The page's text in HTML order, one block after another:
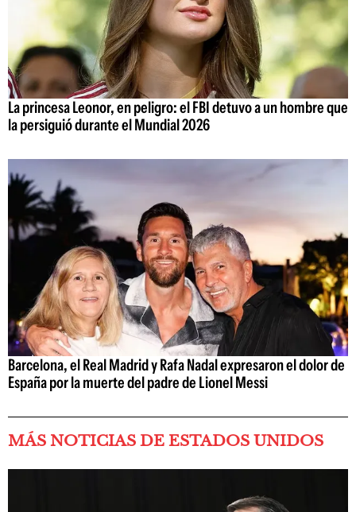
La princesa Leonor, en peligro: el FBI detuvo a un hombre que
la persiguió durante el Mundial 2026
Barcelona, el Real Madrid y Rafa Nadal expresaron el dolor de
España por la muerte del padre de Lionel Messi
MÁS NOTICIAS DE ESTADOS UNIDOS